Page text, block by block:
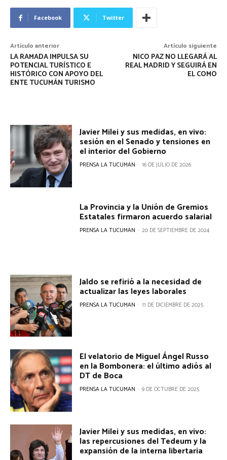
Facebook Twitter
Artículo anterior
LA RAMADA IMPULSA SU
POTENCIAL TURÍSTICO E
HISTÓRICO CON APOYO DEL
ENTE TUCUMÁN TURISMO
Artículo siguiente
NICO PAZ NO LLEGARÁ AL
REAL MADRID Y SEGUIRÁ EN
EL COMO
Javier Milei y sus medidas, en vivo:
sesión en el Senado y tensiones en
el interior del Gobierno
PRENSA LA TUCUMAN - 16 DE JULIO DE 2026
La Provincia y la Unión de Gremios
Estatales firmaron acuerdo salarial
PRENSA LA TUCUMAN - 20 DE SEPTIEMBRE DE 2024
Jaldo se refirió a la necesidad de
actualizar las leyes laborales
PRENSA LA TUCUMAN - 11 DE DICIEMBRE DE 2025
El velatorio de Miguel Ángel Russo
en la Bombonera: el último adiós al
DT de Boca
PRENSA LA TUCUMAN - 9 DE OCTUBRE DE 2025
Javier Milei y sus medidas, en vivo:
las repercusiones del Tedeum y la
expansión de la interna libertaria